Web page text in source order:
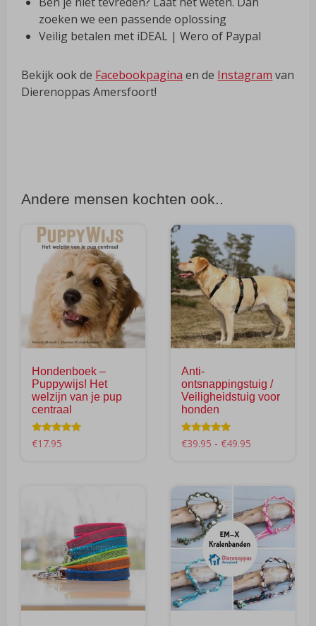
zoeken we een passende oplossing
Veilig betalen met iDEAL | Wero of Paypal
Bekijk ook de Facebookpagina en de Instagram van
Dierenoppas Amersfoort!
Andere mensen kochten ook..
Hondenboek –
Puppywijs! Het
welzijn van je pup
centraal
Waardering
5.00
€17.95
Anti-
ontsnappingstuig /
Veiligheidstuig voor
honden
Waardering
5.00
€39.95 - €49.95
€49.95
product
heeft
meerdere
variaties.
Deze
optie
kan
gekozen